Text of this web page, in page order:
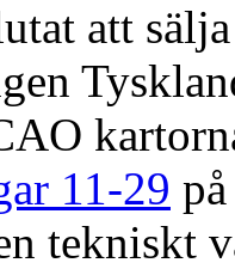
att
11-29
tekniskt